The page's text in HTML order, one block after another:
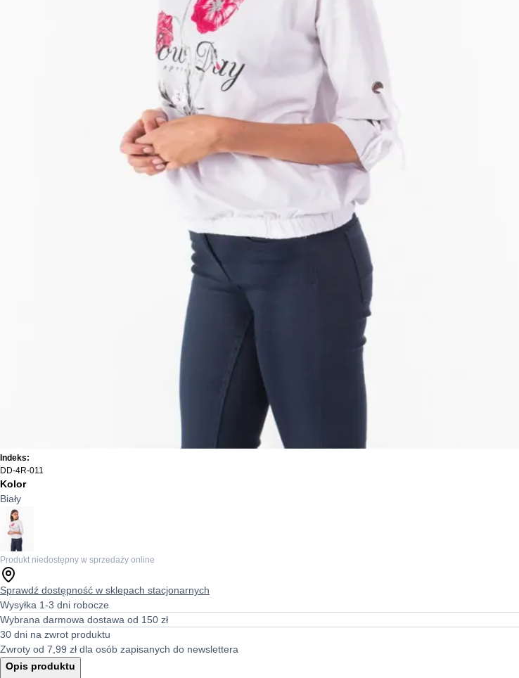
Indeks:
DD-4R-011
Kolor
Biały
Produkt niedostępny w sprzedaży online
Sprawdź dostępność w sklepach stacjonarnych
Wysyłka 1-3 dni robocze
Wybrana darmowa dostawa od 150 zł
30 dni na zwrot produktu
Zwroty od 7,99 zł dla osób zapisanych do newslettera
Opis produktu